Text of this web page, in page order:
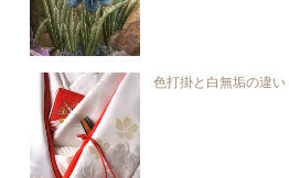
色打掛と白無垢の違い